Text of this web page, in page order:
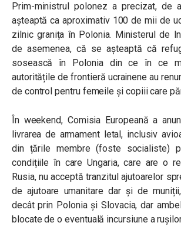
Prim-ministrul polonez a precizat, de
așteaptă ca aproximativ 100 de mii de
zilnic granița în Polonia. Ministerul de
de asemenea, că se așteaptă că
sosească în Polonia din ce în ce
autoritățile de frontieră ucrainene au
de control pentru femeile și copiii care
În weekend, Comisia Europeană a
livrarea de armament letal, inclusiv
din țările membre (foste socialiste)
condițiile în care Ungaria, care are o
Rusia, nu acceptă tranzitul ajutoarelor
de ajutoare umanitare dar și de
decât prin Polonia și Slovacia, dar
blocate de o eventuală incursiune a